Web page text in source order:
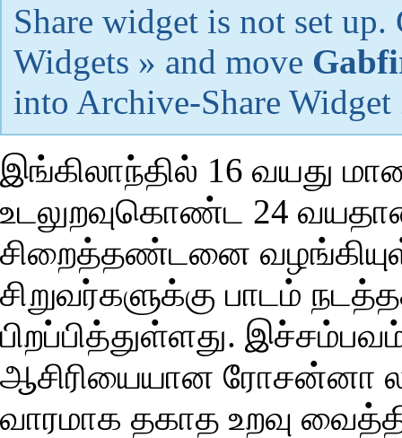
Share widget is not set
Widgets » and move
into Archive-Share Widget
இங்கிலாந்தில் 16 வயது
உடலுறவுகொண்ட 24
சிறைத்தண்டனை
சிறுவர்களுக்கு பாடம்
பிறப்பித்துள்ளது.
ஆசிரியையான ரோசன்னா
வாரமாக தகாத உறவு